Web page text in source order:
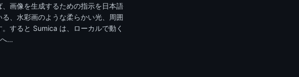
画像を生成するための指示を日本語
、水彩画のような柔らかい光、周囲
すると Sumica は、ローカルで動く
…